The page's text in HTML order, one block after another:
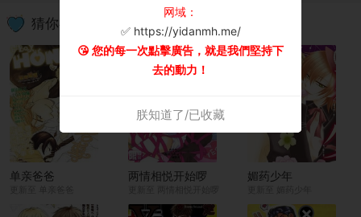
猜你喜欢
单亲爸爸 两情相悦开始啰 媚药少年
网域：
✅ https://yidanmh.me/
😘 您的每一次點擊廣告，就是我們堅持下
去的動力！
朕知道了/已收藏